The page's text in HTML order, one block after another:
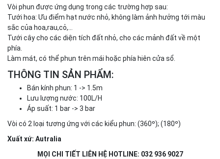
Vòi phun được ứng dụng trong các trường hợp sau:
Tưới hoa: Ưu điểm hạt nước nhỏ, không làm ảnh hưởng tới màu
sắc của hoa,rau,cỏ,…
Tưới cây cho các diện tích đất nhỏ, cho các mảnh đất về một
phía.
Làm mát, có thể phun trên mái hoặc phía hiên cửa sổ.
THÔNG TIN SẢN PHẨM:
Bán kính phun: 1 -> 1.5m
Lưu lượng nước: 100L/H
Áp suất: 1 bar -> 3 bar
Vòi có 2 loại tương ứng với các kiểu phun: (360º); (180º)
Xuất xứ: Autralia
MỌI CHI TIẾT LIÊN HỆ HOTLINE: 032 936 9027